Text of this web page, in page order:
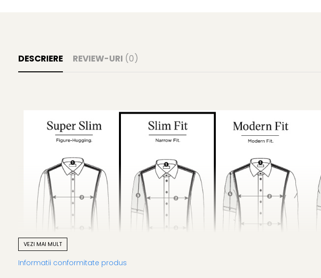
DESCRIERE REVIEW-URI (0)
VEZI MAI MULT
Informatii conformitate produs